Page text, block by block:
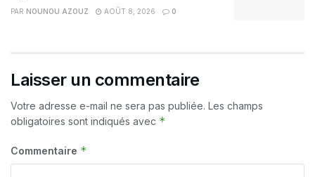
PAR NOUNOU AZOUZ AOÛT 8, 2026 0
Laisser un commentaire
Votre adresse e-mail ne sera pas publiée. Les champs
obligatoires sont indiqués avec *
Commentaire *